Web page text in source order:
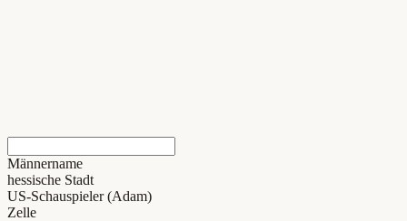
Männername
hessische Stadt
US-Schauspieler (Adam)
Zelle